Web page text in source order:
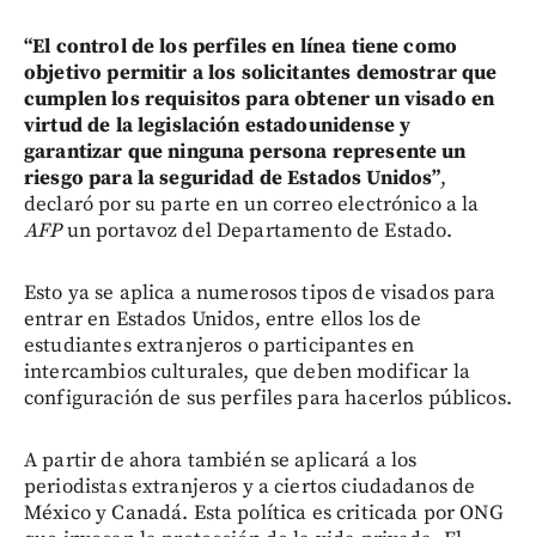
“El control de los perfiles en línea tiene como
objetivo permitir a los solicitantes demostrar que
cumplen los requisitos para obtener un visado en
virtud de la legislación estadounidense y
garantizar que ninguna persona represente un
riesgo para la seguridad de Estados Unidos”,
declaró por su parte en un correo electrónico a la
AFPun portavoz del Departamento de Estado.
Esto ya se aplica a numerosos tipos de visados para
entrar en Estados Unidos, entre ellos los de
estudiantes extranjeros o participantes en
intercambios culturales, que deben modificar la
configuración de sus perfiles para hacerlos públicos.
A partir de ahora también se aplicará a los
periodistas extranjeros y a ciertos ciudadanos de
México y Canadá. Esta política es criticada por ONG